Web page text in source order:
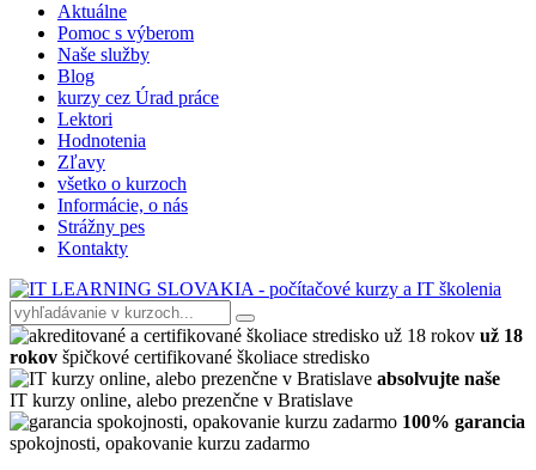
Aktuálne
Pomoc s výberom
Naše služby
Blog
kurzy cez Úrad práce
Lektori
Hodnotenia
Zľavy
všetko o kurzoch
Informácie, o nás
Strážny pes
Kontakty
už 18
rokov špičkové certifikované školiace stredisko
absolvujte naše
IT kurzy online, alebo prezenčne v Bratislave
100% garancia
spokojnosti, opakovanie kurzu zadarmo